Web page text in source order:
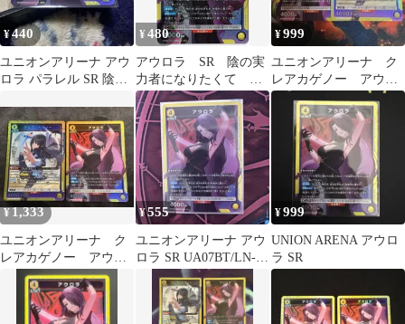
¥440
ユニオンアリーナ アウ
ロラ パラレル SR 陰の
¥480
アウロラ SR 陰の実
力者になりたくて ユ
ニアリ
¥999
ユニオンアリーナ ク
レアカゲノー アウロ
ラ sr
¥1,333
ユニオンアリーナ ク
レアカゲノー アウロ
ラ sr
¥555
ユニオンアリーナ アウ
ロラ SR UA07BT/LN-1-
¥999
UNION ARENA アウロ
ラ SR